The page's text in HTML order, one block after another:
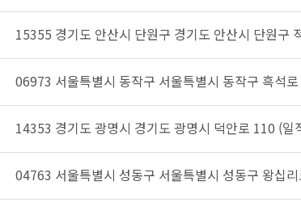
15355 경기도 안산시 단원구 경기도 안산시 단원구
06973 서울특별시 동작구 서울특별시 동작구 흑석
14353 경기도 광명시 경기도 광명시 덕안로 110 (일
04763 서울특별시 성동구 서울특별시 성동구 왕십